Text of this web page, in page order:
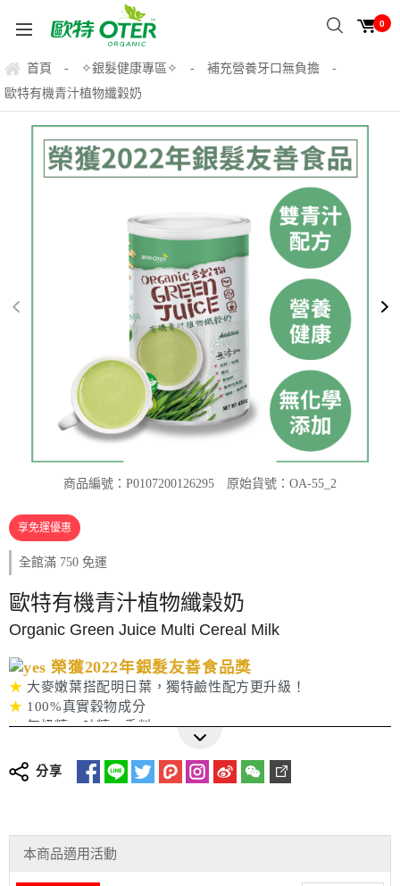
0
首頁 - ✧銀髮健康專區✧ - 補充營養牙口無負擔 -
歐特有機青汁植物纖穀奶
商品編號：P0107200126295 原始貨號：OA-55_2
享免運優惠
全館滿 750 免運
歐特有機青汁植物纖穀奶
Organic Green Juice Multi Cereal Milk
榮獲2022年銀髮友善食品獎
★ 大麥嫩葉搭配明日葉，獨特鹼性配方更升級！
★ 100%真實穀物成分
★無奶精、味精、香料
分享
本商品適用活動